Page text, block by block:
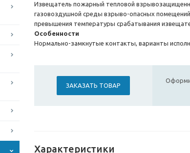
Извещатель пожарный тепловой
газовоздушной среды взрыво-опасных
превышения температуры срабатывания
Особенности
Нормально-замкнутые контакты, варианты
ЗАКАЗАТЬ ТОВАР
Характеристики